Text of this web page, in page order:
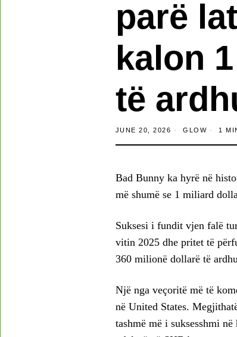
parë
kalon
të
JUNE 20, 2026 GLOW 1
Bad Bunny ka hyrë në
më shumë se 1 miliard
Suksesi i fundit vjen falë
vitin 2025 dhe pritet të
360 milionë dollarë të
Një nga veçoritë më të
në United States.
tashmë më i suksesshmi